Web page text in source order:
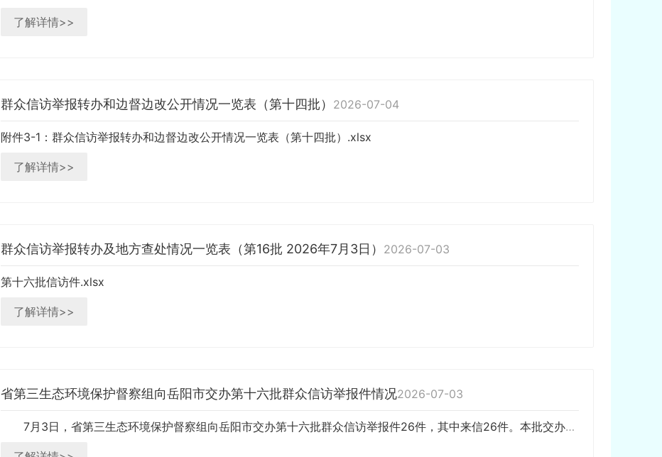
了解详情>>
群众信访举报转办和边督边改公开情况一览表（第十四批） 2026-07-04
附件3-1：群众信访举报转办和边督边改公开情况一览表（第十四批）.xlsx
了解详情>>
群众信访举报转办及地方查处情况一览表（第16批 2026年7月3日） 2026-07-03
第十六批信访件.xlsx
了解详情>>
省第三生态环境保护督察组向岳阳市交办第十六批群众信访举报件情况2026-07-03
7月3日，省第三生态环境保护督察组向岳阳市交办第十六批群众信访举报件26件，其中来信26件。本批交办的信访举报件涉及平江县4件、岳阳县4件、湘阴县4件、华容县4件、临湘市2件、汨罗市6件、云溪区1件、君山区1件。涉及大气方面问题7件、水方面问题21件、噪声方面问题1件、土壤方…